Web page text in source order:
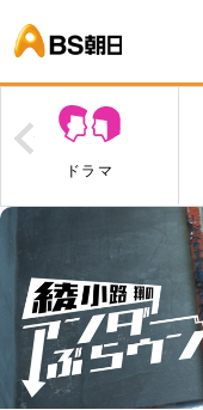
ドラマ
Prev